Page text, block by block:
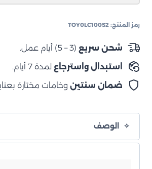
100
1998
–
المرحلة
3
رمز المنتج: TOY0LC100S2
شحن سريع (3 – 5) أيام عمل.
استبدال واسترجاع لمدة 7 أيام.
ضمان سنتين وخامات مختارة
الوصف